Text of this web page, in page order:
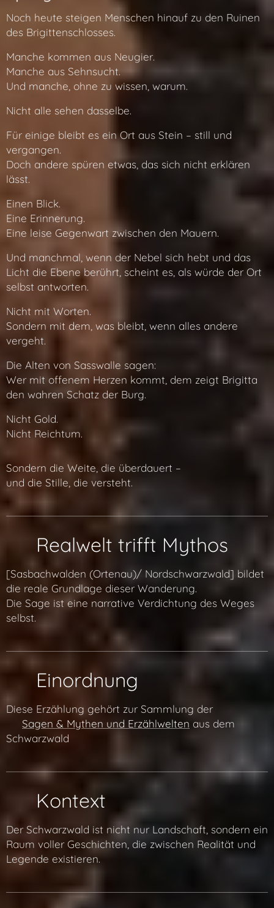
Noch heute steigen Menschen hinauf zu den Ruinen
des Brigittenschlosses.
Manche kommen aus Neugier.
Manche aus Sehnsucht.
Und manche, ohne zu wissen, warum.
Nicht alle sehen dasselbe.
Für einige bleibt es ein Ort aus Stein – still und
vergangen.
Doch andere spüren etwas, das sich nicht erklären
lässt.
Einen Blick.
Eine Erinnerung.
Eine leise Gegenwart zwischen den Mauern.
Und manchmal, wenn der Nebel sich hebt und das
Licht die Ebene berührt, scheint es, als würde der Ort
selbst antworten.
Nicht mit Worten.
Sondern mit dem, was bleibt, wenn alles andere
vergeht.
Die Alten von Sasswalle sagen:
Wer mit offenem Herzen kommt, dem zeigt Brigitta
den wahren Schatz der Burg.
Nicht Gold.
Nicht Reichtum.
Sondern die Weite, die überdauert –
und die Stille, die versteht.
🌍 Realwelt trifft Mythos
[Sasbachwalden (Ortenau)/ Nordschwarzwald] bildet
die reale Grundlage dieser Wanderung.
Die Sage ist eine narrative Verdichtung des Weges
selbst.
🧭 Einordnung
Diese Erzählung gehört zur Sammlung der
Sagen & Mythen und Erzählwelten aus dem
Schwarzwald
🌐 Kontext
Der Schwarzwald ist nicht nur Landschaft, sondern ein
Raum voller Geschichten, die zwischen Realität und
Legende existieren.